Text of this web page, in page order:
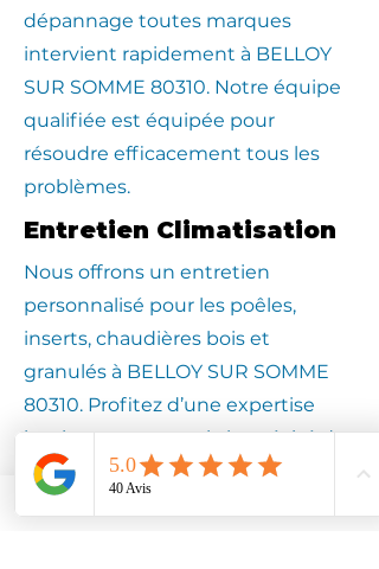
dépannage toutes marques
intervient rapidement à BELLOY
SUR SOMME 80310. Notre équipe
qualifiée est équipée pour
résoudre efficacement tous les
problèmes.
Entretien Climatisation
Nous offrons un entretien
personnalisé pour les poêles,
inserts, chaudières bois et
granulés à BELLOY SUR SOMME
80310. Profitez d’une expertise
locale pour assurer la longévité de
votre équipement.